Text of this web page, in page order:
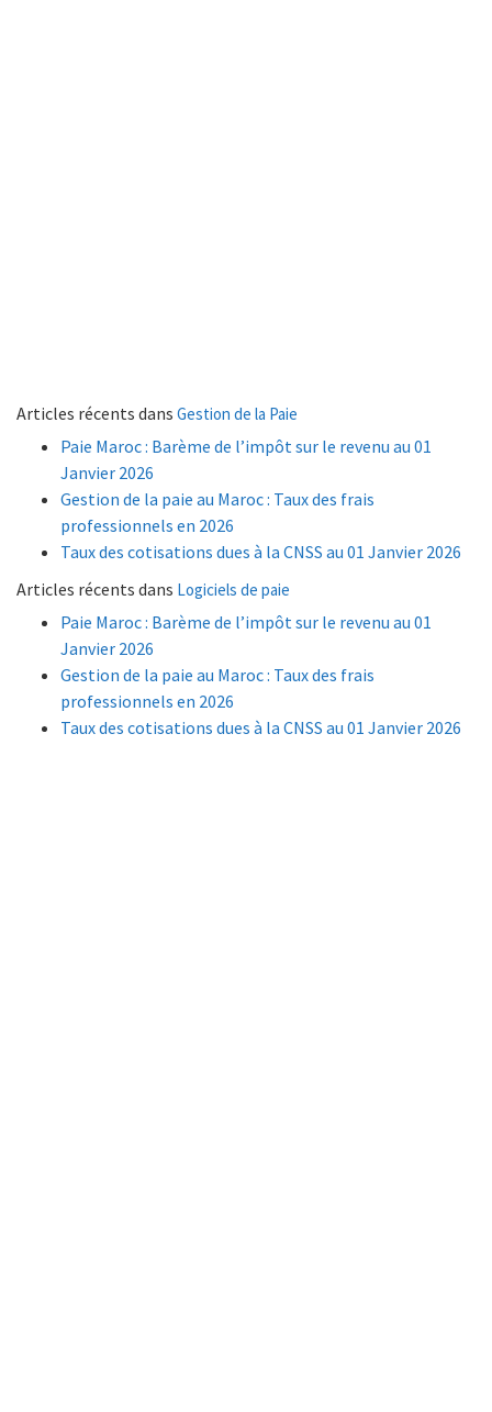
Articles récents dans Gestion de la Paie
Paie Maroc : Barème de l’impôt sur le revenu au 01
Janvier 2026
Gestion de la paie au Maroc : Taux des frais
professionnels en 2026
Taux des cotisations dues à la CNSS au 01 Janvier 2026
Articles récents dans Logiciels de paie
Paie Maroc : Barème de l’impôt sur le revenu au 01
Janvier 2026
Gestion de la paie au Maroc : Taux des frais
professionnels en 2026
Taux des cotisations dues à la CNSS au 01 Janvier 2026